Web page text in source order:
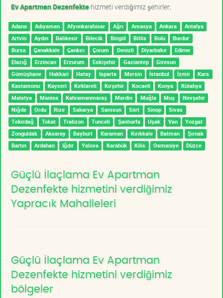
Ev Apartman Dezenfektehizmeti verdiğimiz şehirler;
Adana Adıyaman Afyonkarahisar Ağrı Amasya Ankara
Antalya
Artvin
Aydın Balıkesir Bilecik Bingöl Bitlis Bolu
Burdur
Bursa
Çanakkale Çankırı Çorum Denizli Diyarbakır
Edirne
Elazığ
Erzincan Erzurum Eskişehir Gaziantep
Giresun
Gümüşhane
Hakkari Hatay Isparta Mersin İstanbul İzmir
Kars
Kastamonu
Kayseri Kırklareli Kırşehir Kocaeli Konya
Kütahya
Malatya
Manisa Kahramanmaraş Mardin Muğla Muş
Nevşehir
Niğde
Ordu Rize Sakarya Samsun Siirt Sinop
Sivas
Tekirdağ
Tokat Trabzon Tunceli Şanlıurfa Uşak Van
Yozgat
Zonguldak
Aksaray Bayburt Karaman Kırıkkale Batman
Şırnak
Bartın
Ardahan Iğdır Yalova Karabük Kilis Osmaniye Düzce
Güçlü İlaçlama Ev Apartman
Dezenfekte hizmetini verdiğimiz
Yapracık Mahalleleri
Güçlü İlaçlama Ev Apartman
Dezenfekte hizmetini verdiğimiz
bölgeler